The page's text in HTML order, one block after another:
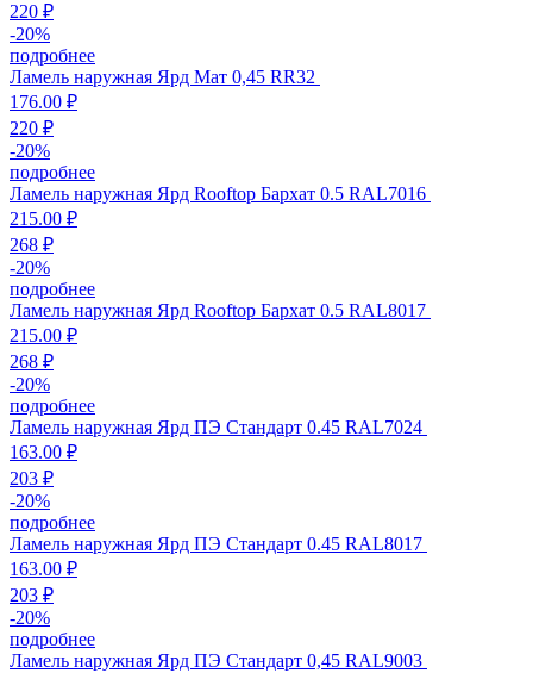
220 ₽
-20%
подробнее
Ламель наружная Ярд Мат 0,45 RR32
176.00 ₽
220 ₽
-20%
подробнее
Ламель наружная Ярд Rooftop Бархат 0.5 RAL7016
215.00 ₽
268 ₽
-20%
подробнее
Ламель наружная Ярд Rooftop Бархат 0.5 RAL8017
215.00 ₽
268 ₽
-20%
подробнее
Ламель наружная Ярд ПЭ Стандарт 0.45 RAL7024
163.00 ₽
203 ₽
-20%
подробнее
Ламель наружная Ярд ПЭ Стандарт 0.45 RAL8017
163.00 ₽
203 ₽
-20%
подробнее
Ламель наружная Ярд ПЭ Стандарт 0,45 RAL9003